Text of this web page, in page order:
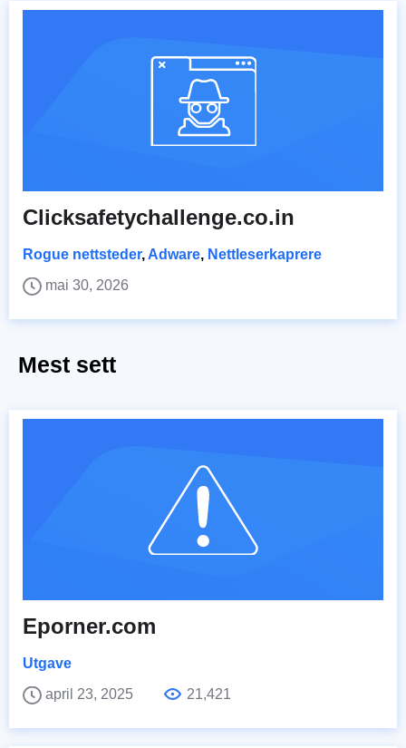
Clicksafetychallenge.co.in
Rogue nettsteder, Adware, Nettleserkaprere
mai 30, 2026
Mest sett
Eporner.com
Utgave
april 23, 2025
21,421